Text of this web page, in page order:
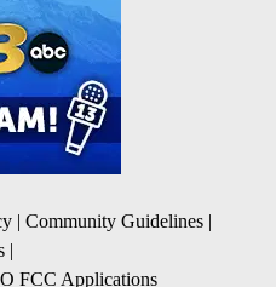
| Community Guidelines |
|
FCC Applications